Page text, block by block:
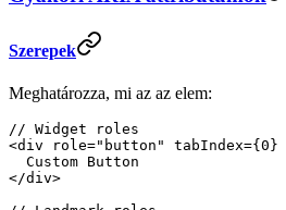
Szerepek
Meghatározza, mi az az elem:
// Widget roles
<div role="button" tabIndex={ 0 }
  Custom Button
</div>